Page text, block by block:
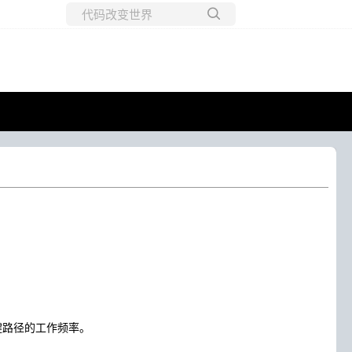
径的工作频率。